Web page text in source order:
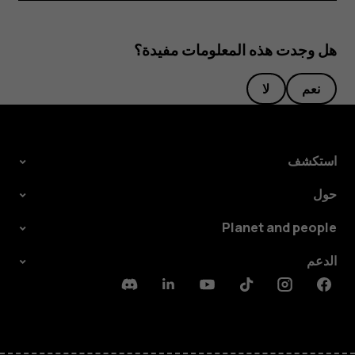
هل وجدت هذه المعلومات مفيدة؟
نعم لا
استكشف
حول
Planet and people
الدعم
Facebook
Instagram
Tiktok
Youtube
Linkedin
Discord